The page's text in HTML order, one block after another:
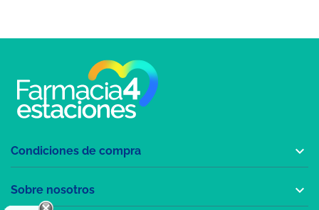
Condiciones de compra 
Sobre nosotros 